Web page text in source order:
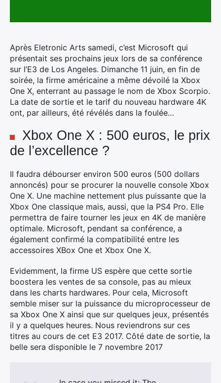
Après Eletronic Arts samedi, c’est Microsoft qui
présentait ses prochains jeux lors de sa conférence
sur l’E3 de Los Angeles. Dimanche 11 juin, en fin de
soirée, la firme américaine a même dévoilé la Xbox
One X, enterrant au passage le nom de Xbox Scorpio.
La date de sortie et le tarif du nouveau hardware 4K
ont, par ailleurs, été révélés dans la foulée…
Xbox One X : 500 euros, le prix
de l’excellence ?
Il faudra débourser environ 500 euros (500 dollars
annoncés) pour se procurer la nouvelle console Xbox
One X. Une machine nettement plus puissante que la
Xbox One classique mais, aussi, que la PS4 Pro. Elle
permettra de faire tourner les jeux en 4K de manière
optimale. Microsoft, pendant sa conférence, a
également confirmé la compatibilité entre les
accessoires XBox One et Xbox One X.
Evidemment, la firme US espère que cette sortie
boostera les ventes de sa console, pas au mieux
dans les charts hardwares. Pour cela, Microsoft
semble miser sur la puissance du microprocesseur de
sa Xbox One X ainsi que sur quelques jeux, présentés
il y a quelques heures. Nous reviendrons sur ces
titres au cours de cet E3 2017. Côté date de sortie, la
belle sera disponible le 7 novembre 2017